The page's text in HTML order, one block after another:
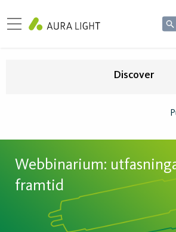
Discover
Webbinarium:
framtid